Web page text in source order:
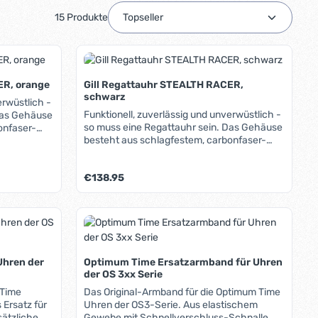
15 Produkte
benutze die Schaltflächen um die
orange
-
Gehäuse
rostendem
im
5 Min.,
den gewünschten Wert ein oder
Gill Regattauhr STEALTH RACER,
schwarz
Funktionell, zuverlässig und unverwüstlich -
so muss eine Regattauhr sein. Das Gehäuse
besteht aus schlagfestem, carbonfaser-
Befestigung am Arm sorgt das
strapazierfähige Armband aus flexiblem
Edelstahl. Alle Funktionen und Features im
Überblick: Countdown-Timer mit vier festen
Voreinstellwerten: [5|4|1|0]-Sequenz, 5 Min.,
3 Min. und 1 Min. sowie einem frei
definierbaren Wert.
Synchronisierungsfunktion, akustische
Alarm- und Startsignale, Vibrationsalarm,
Stoppuhr, sperrbare Tasten,
Regulärer Preis:
€138.95
Produkt Anzahl: Gib den
der
Ersatz für
Optimum Time Ersatzarmband für Uhren
der OS 3xx Serie
Das Original-Armband für die Optimum Time
Uhren der OS3-Serie. Aus elastischem